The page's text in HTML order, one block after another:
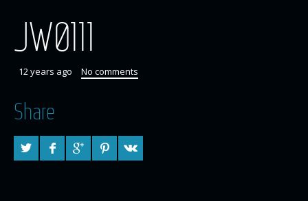
JW0111
12 years ago No comments
Share